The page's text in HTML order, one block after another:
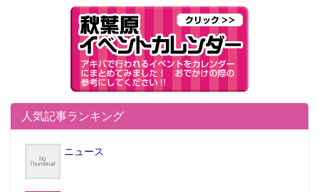
人気記事ランキング
ニュース